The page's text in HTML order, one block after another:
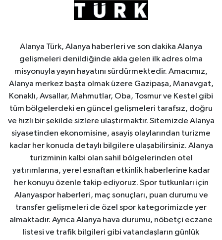
Alanya Türk, Alanya haberleri ve son dakika Alanya
gelişmeleri denildiğinde akla gelen ilk adres olma
misyonuyla yayın hayatını sürdürmektedir. Amacımız,
Alanya merkez başta olmak üzere Gazipaşa, Manavgat,
Konaklı, Avsallar, Mahmutlar, Oba, Tosmur ve Kestel gibi
tüm bölgelerdeki en güncel gelişmeleri tarafsız, doğru
ve hızlı bir şekilde sizlere ulaştırmaktır. Sitemizde Alanya
siyasetinden ekonomisine, asayiş olaylarından turizme
kadar her konuda detaylı bilgilere ulaşabilirsiniz. Alanya
turizminin kalbi olan sahil bölgelerinden otel
yatırımlarına, yerel esnaftan etkinlik haberlerine kadar
her konuyu özenle takip ediyoruz. Spor tutkunları için
Alanyaspor haberleri, maç sonuçları, puan durumu ve
transfer gelişmeleri de özel spor kategorimizde yer
almaktadır. Ayrıca Alanya hava durumu, nöbetçi eczane
listesi ve trafik bilgileri gibi vatandaşların günlük